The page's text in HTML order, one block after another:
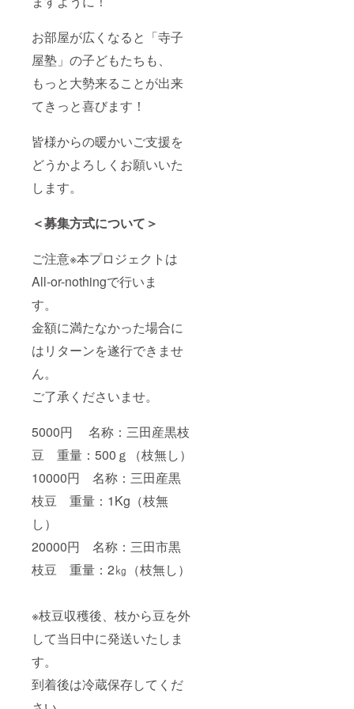
お部屋が広くなると「寺子
屋塾」の子どもたちも、
もっと大勢来ることが出来
てきっと喜びます！
皆様からの暖かいご支援を
どうかよろしくお願いいた
します。
＜募集方式について＞
ご注意※本プロジェクトは
All-or-nothingで行いま
す。
金額に満たなかった場合に
はリターンを遂行できませ
ん。
ご了承くださいませ。
5000円 名称：三田産黒枝
豆 重量：500ｇ（枝無し）
10000円 名称：三田産黒
枝豆 重量：1Kg（枝無
し）
20000円 名称：三田市黒
枝豆 重量：2㎏（枝無し）
※枝豆収穫後、枝から豆を外
して当日中に発送いたしま
す。
到着後は冷蔵保存してくだ